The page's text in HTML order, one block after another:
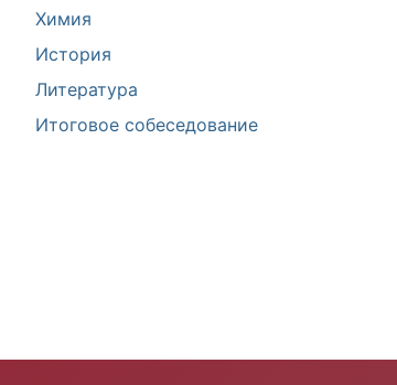
Химия
История
Литература
Итоговое собеседование